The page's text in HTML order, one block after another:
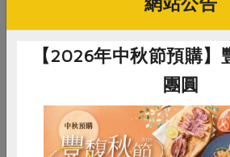
大安社大 / 剩食大翻身
銀髮服務創新活力中心 / 都市綠
松山、淡水社大/專案講師
【2026年中秋節預購】
團圓